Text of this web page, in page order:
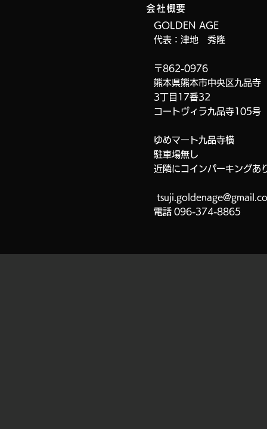
会社概要
GOLDEN AGE
代表：津地 秀隆
〒862-0976
熊本県熊本市中央区九品寺
3丁目17番32
コートヴィラ九品寺105号
ゆめマート九品寺横
​駐車場無し
近隣にコインパーキングあ
電話 096-374-8865